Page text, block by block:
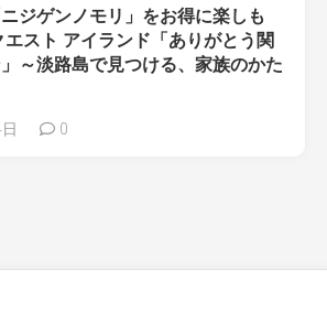
ジゲンノモリ」をお得に楽しも
エスト アイランド「ありがとう関
～淡路島で見つける、家族のかた
0